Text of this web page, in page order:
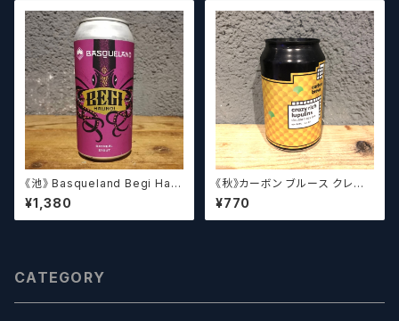
《池》 Basqueland Begi Hau
ndi ベヒ アウンディ
¥1,380
《秋》カーボン ブルース クレイ
ジーリッチルプリンズ Carbo
n Brews Crazy rich Lupulin
s【クラフトビール】
¥770
CATEGORY